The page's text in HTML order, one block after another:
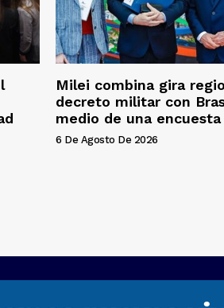
Milei combina gira
decreto militar con
medio de una encuesta
6 De Agosto De 2026